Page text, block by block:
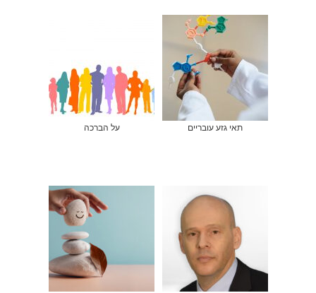
תאי גזע עובריים על הברכה